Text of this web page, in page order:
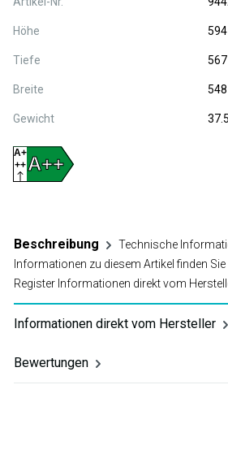
Höhe
Tiefe
Breite
Gewicht
A++
A+
++
Beschreibung
Technische
Informationen zu diesem Artikel finden Sie
Register Informationen direkt vom
Informationen direkt vom Hersteller
Bewertungen